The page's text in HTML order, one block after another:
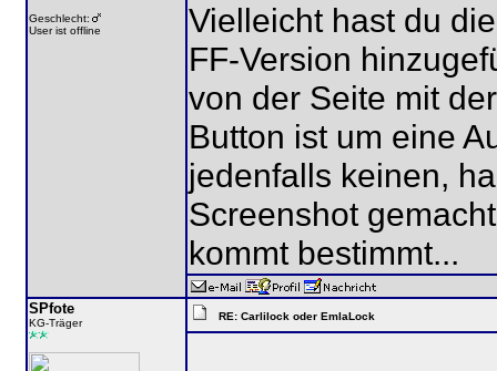
Geschlecht:
User ist offline
Vielleicht hast du
FF-Version
von der Seite mit
Button ist um eine
jedenfalls keinen,
Screenshot
kommt bestimmt...
SPfote
KG-Träger
RE: Carlilock oder EmlaLock